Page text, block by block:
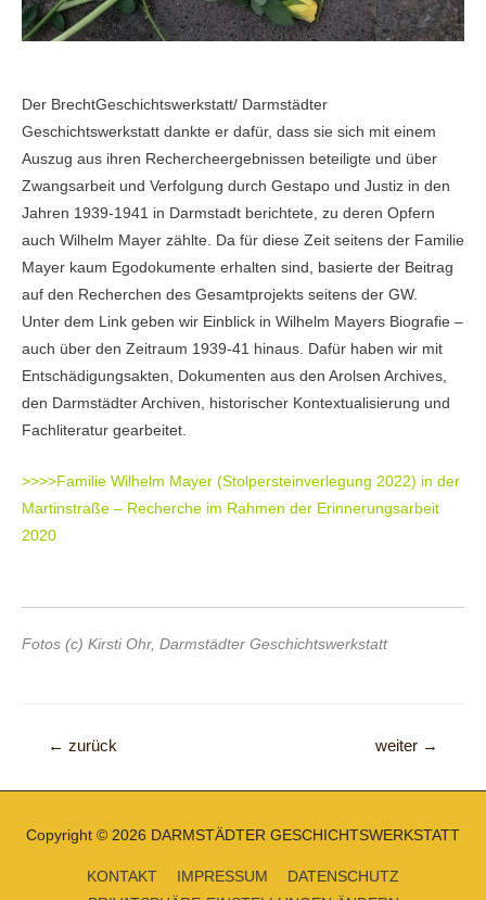
Der BrechtGeschichtswerkstatt/ Darmstädter
Geschichtswerkstatt dankte er dafür, dass sie sich mit einem
Auszug aus ihren Rechercheergebnissen beteiligte und über
Zwangsarbeit und Verfolgung durch Gestapo und Justiz in den
Jahren 1939-1941 in Darmstadt berichtete, zu deren Opfern
auch Wilhelm Mayer zählte. Da für diese Zeit seitens der Familie
Mayer kaum Egodokumente erhalten sind, basierte der Beitrag
auf den Recherchen des Gesamtprojekts seitens der GW.
Unter dem Link geben wir Einblick in Wilhelm Mayers Biografie –
auch über den Zeitraum 1939-41 hinaus. Dafür haben wir mit
Entschädigungsakten, Dokumenten aus den Arolsen Archives,
den Darmstädter Archiven, historischer Kontextualisierung und
Fachliteratur gearbeitet.
>>>>Familie Wilhelm Mayer (Stolpersteinverlegung 2022) in der
Martinstraße – Recherche im Rahmen der Erinnerungsarbeit
2020
Fotos (c) Kirsti Ohr, Darmstädter Geschichtswerkstatt
Beitragsnavigation
← zurück weiter →
Copyright © 2026 DARMSTÄDTER GESCHICHTSWERKSTATT
KONTAKT IMPRESSUM
DATENSCHUTZ